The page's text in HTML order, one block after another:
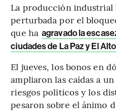
La producción industrial
perturbada por el
que ha agravado la
ciudades de La Paz y El Alto
El jueves, los bonos en
ampliaron las caídas a
riesgos políticos y los
pesaron sobre el ánimo